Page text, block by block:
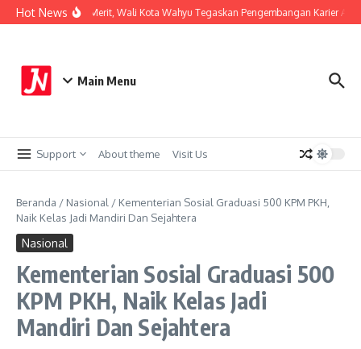
Lewati ke konten
Hot News
Perkuat Sistem Merit, Wali Kota Wahyu Tegaskan Pengembangan Karier ASN
Main Menu
Support About theme Visit Us
Beranda / Nasional / Kementerian Sosial Graduasi 500 KPM PKH,
Naik Kelas Jadi Mandiri Dan Sejahtera
Nasional
Kementerian Sosial Graduasi 500
KPM PKH, Naik Kelas Jadi
Mandiri Dan Sejahtera